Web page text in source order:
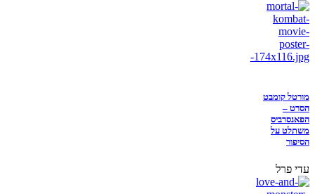
מורטל קומבט
הסרט –
הפאנסרביס
משתלט על
הסיפור
עדי פרל